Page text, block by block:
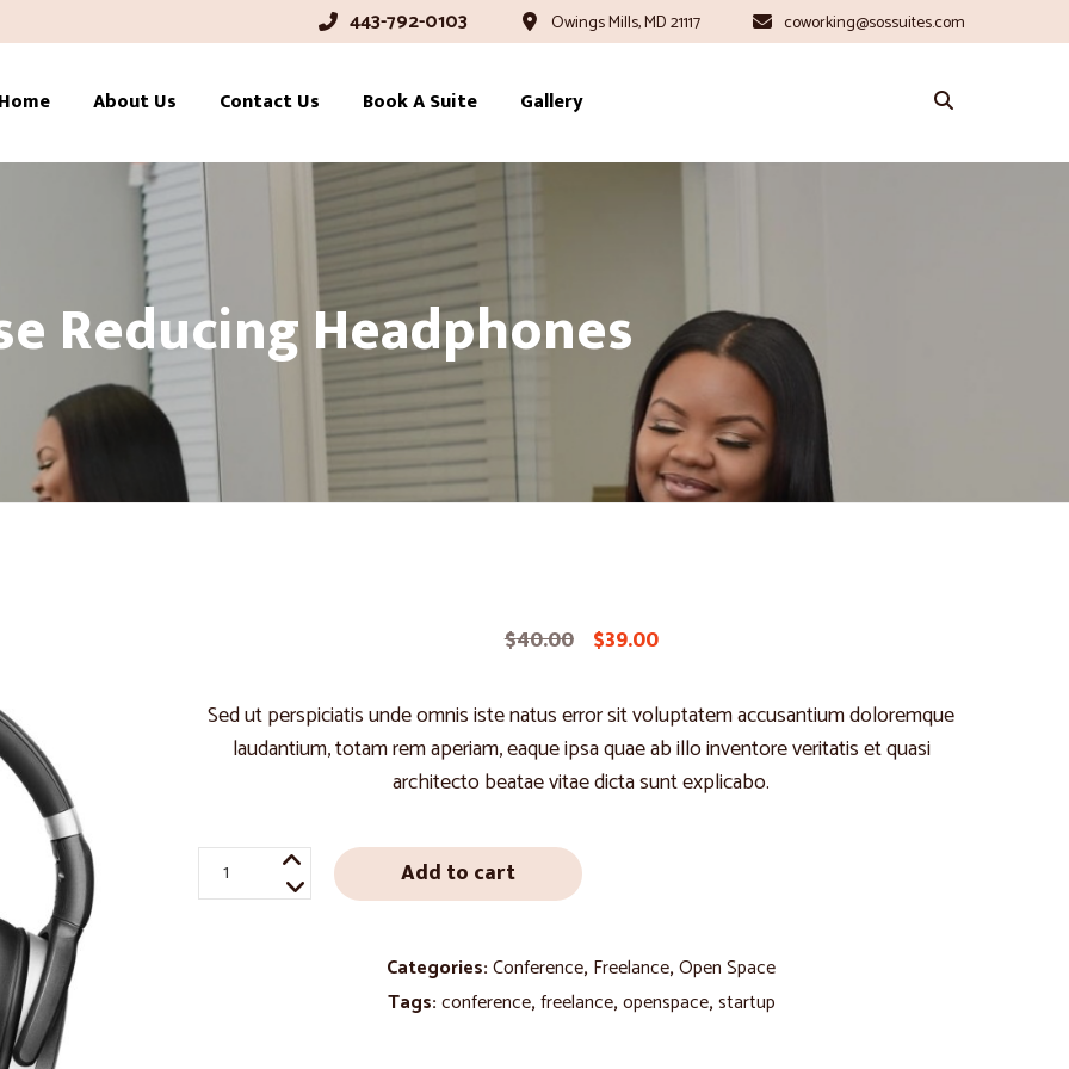
443-792-0103 Owings Mills, MD 21117 coworking@sossuites.com
About Us Contact Us Book A Suite Gallery
Reducing Headphones
$40.00 Original
was:
$40.00.
$39.00Current
is:
$39.00.
Sed ut perspiciatis unde omnis iste natus error sit voluptatem accusantium doloremque
laudantium, totam rem aperiam, eaque ipsa quae ab illo inventore veritatis et quasi
architecto beatae vitae dicta sunt explicabo.
Noise
Reducing
Add to cart
Categories:Conference, Freelance,Open Space
Tags:conference,freelance,openspace,startup